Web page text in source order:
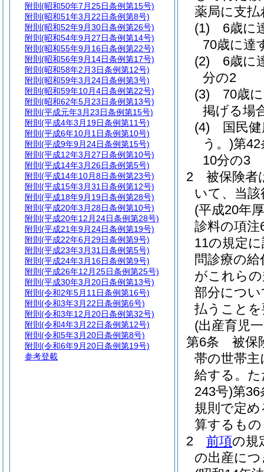
薬局に支
(1)
6歳に
70歳に達
(2)
6歳に
分の2
(3)
70歳
掲げる場
(4)
国民
う。)第
10分の3
2
被保険者
いて、当
(平成20年
診料の項注
11の規定
問診療の
がこれら
部分につ
払うこと
(出産育児
第6条
被保
帯の世帯主
給する。 た
243号)第36
規則で定
算するも
2
前項の規
の出産に
附則 (昭和50年7月25日条例第15号)
附則 (昭和51年3月22日条例第8号)
附則 (昭和52年9月30日条例第26号)
附則 (昭和54年9月27日条例第14号)
附則 (昭和55年9月16日条例第22号)
附則 (昭和56年9月14日条例第17号)
附則 (昭和58年2月3日条例第12号)
附則 (昭和59年3月24日条例第3号)
附則 (昭和59年10月4日条例第22号)
附則 (昭和62年5月23日条例第13号)
附則 (平成元年3月23日条例第15号)
附則 (平成4年3月19日条例第11号)
附則 (平成6年10月1日条例第10号)
附則 (平成9年9月24日条例第15号)
附則 (平成12年3月27日条例第10号)
附則 (平成14年3月26日条例第5号)
附則 (平成14年10月8日条例第23号)
附則 (平成15年3月31日条例第12号)
附則 (平成18年9月19日条例第28号)
附則 (平成20年3月28日条例第10号)
附則 (平成20年12月24日条例第28号)
附則 (平成21年9月24日条例第19号)
附則 (平成22年6月29日条例第9号)
附則 (平成23年3月31日条例第5号)
附則 (平成24年3月16日条例第9号)
附則 (平成26年12月25日条例第25号)
附則 (平成30年3月20日条例第13号)
附則 (令和2年5月11日条例第16号)
附則 (令和3年3月22日条例第6号)
附則 (令和3年12月20日条例第32号)
附則 (令和4年3月22日条例第12号)
附則 (令和5年3月20日条例第8号)
附則 (令和6年9月20日条例第19号)
参考登載